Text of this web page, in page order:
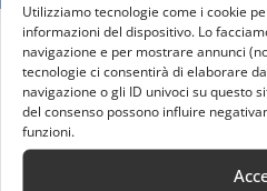
Utilizziamo tecnologie come i cookie
informazioni del dispositivo. Lo
navigazione e per mostrare annunci
tecnologie ci consentirà di elaborare
navigazione o gli ID univoci su questo
del consenso possono influire
funzioni.
Home
Franck Kessié alla Roma,
dall’ingaggio